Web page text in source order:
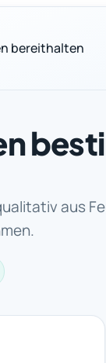
bereithalten
aus